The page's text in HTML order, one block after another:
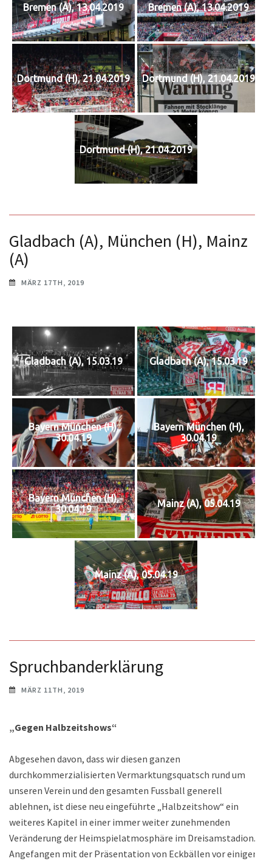
Bremen (A), 13.04.2019 Bremen (A), 13.04.2019
Dortmund (H), 21.04.2019 Dortmund (H), 21.04.2019
Dortmund (H), 21.04.2019
Gladbach (A), München (H), Mainz
(A)
MÄRZ 17TH, 2019
Gladbach (A), 15.03.19 Gladbach (A), 15.03.19
Bayern München (H),
30.04.19
Bayern München (H),
30.04.19
Bayern München (H),
30.04.19
Mainz (A), 05.04.19
Mainz (A), 05.04.19
Spruchbanderklärung
MÄRZ 11TH, 2019
„Gegen Halbzeitshows“
Abgesehen davon, dass wir diesen ganzen
durchkommerzialisierten Vermarktungsquatsch rund um
unseren Verein und den gesamten Fussball generell
ablehnen, ist diese neu eingeführte „Halbzeitshow“ ein
weiteres Kapitel in einer immer weiter zunehmenden
Veränderung der Heimspielatmosphäre im Dreisamstadion.
Angefangen mit der Präsentation von Eckbällen vor einigen